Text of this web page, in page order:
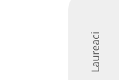
Laureaci